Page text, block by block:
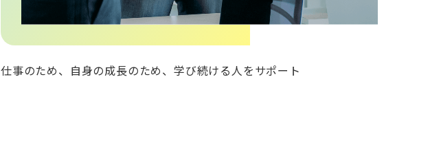
仕事のため、自身の成長のため、学び続ける人をサポート